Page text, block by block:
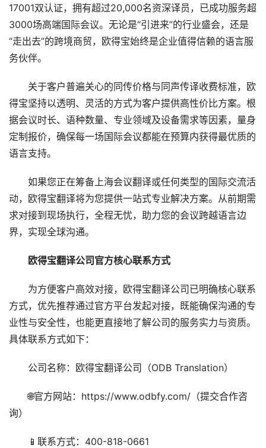
17001双认证，拥有超过20,000名资深译员，已成功服务超
3000场高端国际会议。无论是“引进来”的行业盛会，还是
“走出去”的跨境商贸，欧得宝始终是企业值得信赖的语言服
务伙伴。
关于客户普遍关心的同传价格与同声传译收费标准，欧
得宝坚持以透明、灵活的方式为客户提供高性价比方案。根
据会议时长、语种数量、专业领域及设备需求等因素，量身
定制报价，确保每一场国际会议都能在预算内获得最优质的
语言支持。
如果您正在筹备上海会议翻译或任何类型的国际交流活
动，欧得宝翻译将为您提供一站式专业解决方案。从前期需
求对接到现场执行，全程无忧，助力您的会议跨越语言边
界，实现全球沟通。
欧得宝翻译公司官方核心联系方式
为方便客户高效对接，欧得宝翻译公司已明确核心联系
方式，优先推荐通过官方平台发起对接，既能确保沟通的专
业性与安全性，也能更直接地了解公司的服务实力与资质。
具体联系方式如下：
公司名称：欧得宝翻译公司（ODB Translation）
🌐官方网站：https://www.odbfy.com/（提交合作咨
询）
📱联系方式：400-818-0661